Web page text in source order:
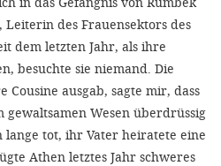
Leiterin des Frauensektors des
dem letzten Jahr, als ihre
besuchte sie niemand. Die
Cousine ausgab, sagte mir, dass
Wesen überdrüssig
lange tot, ihr Vater heiratete eine
Athen letztes Jahr schweres